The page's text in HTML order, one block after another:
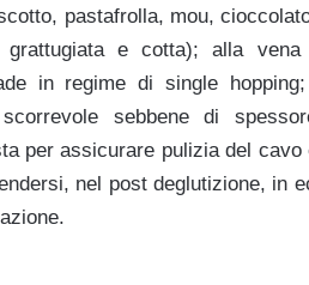
pastafrolla, mou,
e cotta); alla vena
in regime di single
sebbene di
per assicurare pulizia del cavo
nel post deglutizione, in